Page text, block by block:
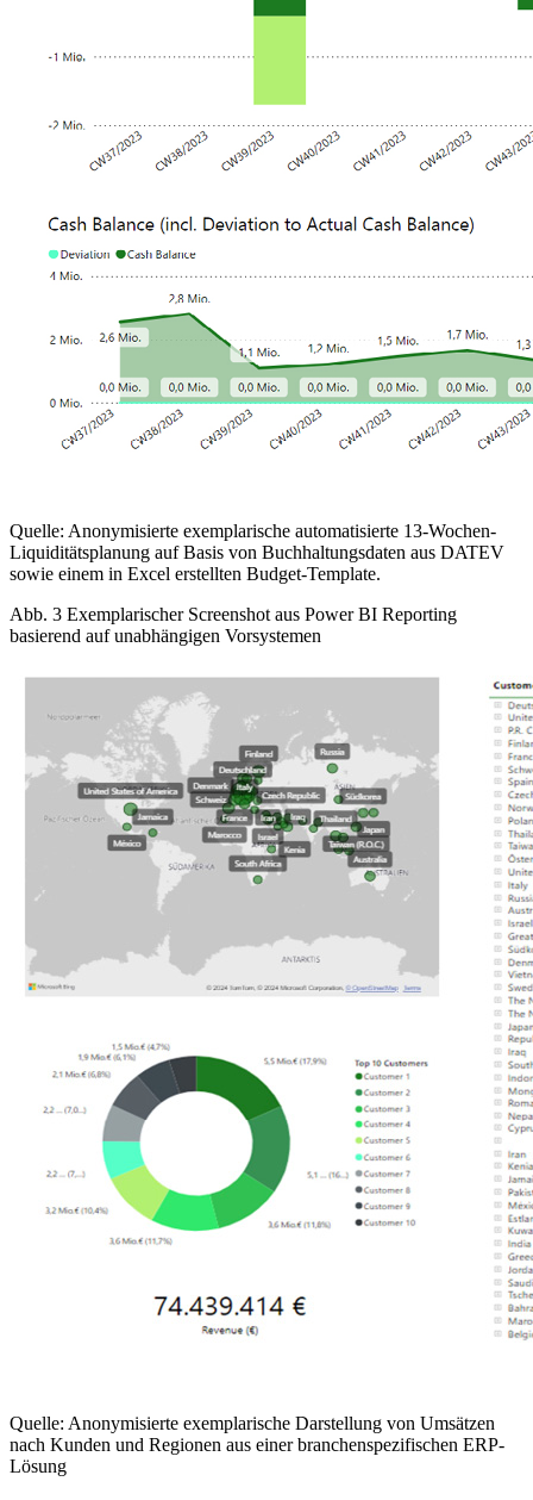
Quelle: Anonymisierte exemplarische automatisierte 13-Wochen-
Liquiditätsplanung auf Basis von Buchhaltungsdaten aus DATEV
sowie einem in Excel erstellten Budget-Template.
Abb. 3 Exemplarischer Screenshot aus Power BI Reporting
basierend auf unabhängigen Vorsystemen
Quelle: Anonymisierte exemplarische Darstellung von Umsätzen
nach Kunden und Regionen aus einer branchenspezifischen ERP-
Lösung